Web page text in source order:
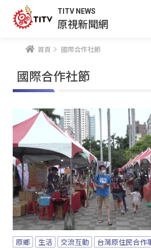
TITV NEWS
原視新聞網
首頁 國際合作社節
國際合作社節
原鄉 生活 交流互動
台灣原住民合作